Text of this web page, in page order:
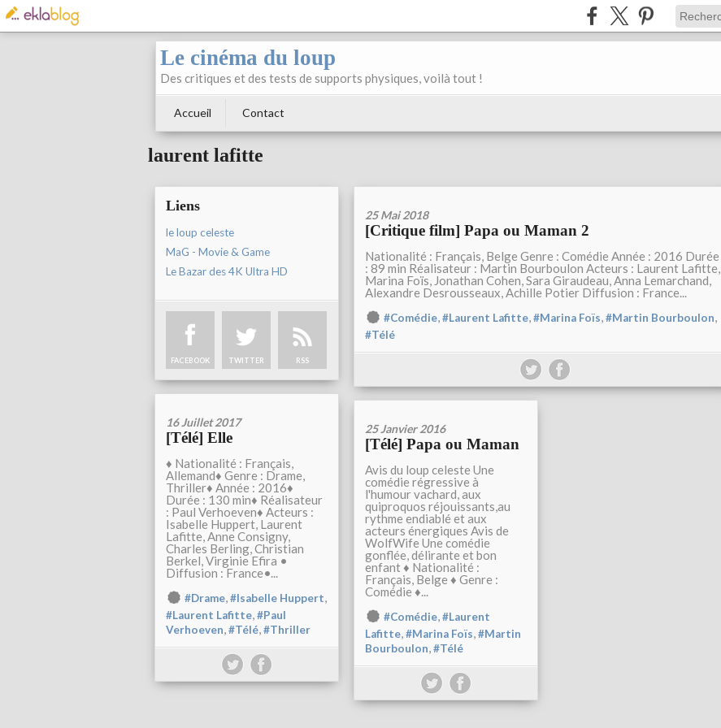
Le cinéma du loup
Des critiques et des tests de supports physiques, voilà tout !
Accueil Contact
laurent lafitte
Liens
le loup celeste
MaG - Movie & Game
Le Bazar des 4K Ultra HD
FACEBOOK TWITTER RSS
25 Mai 2018
[Critique film] Papa ou Maman 2
Nationalité : Français, Belge Genre : Comédie Année : 2016 Durée
: 89 min Réalisateur : Martin Bourboulon Acteurs : Laurent Lafitte,
Marina Foïs, Jonathan Cohen, Sara Giraudeau, Anna Lemarchand,
Alexandre Desrousseaux, Achille Potier Diffusion : France...
#Comédie,#Laurent Lafitte,#Marina Foïs,#Martin Bourboulon,
#Télé
16 Juillet 2017
[Télé] Elle
♦ Nationalité : Français,
Allemand♦ Genre : Drame,
Thriller♦ Année : 2016♦
Durée : 130 min♦ Réalisateur
: Paul Verhoeven♦ Acteurs :
Isabelle Huppert, Laurent
Lafitte, Anne Consigny,
Charles Berling, Christian
Berkel, Virginie Efira •
Diffusion : France•...
#Drame,#Isabelle Huppert,
#Laurent Lafitte,#Paul
Verhoeven,#Télé,#Thriller
25 Janvier 2016
[Télé] Papa ou Maman
Avis du loup celeste Une
comédie régressive à
l'humour vachard, aux
quiproquos réjouissants,au
rythme endiablé et aux
acteurs énergiques Avis de
WolfWife Une comédie
gonflée, délirante et bon
enfant ♦ Nationalité :
Français, Belge ♦ Genre :
Comédie ♦...
#Comédie,#Laurent
Lafitte,#Marina Foïs,#Martin
Bourboulon,#Télé